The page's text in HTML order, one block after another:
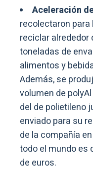
Aceleración
recolectaron para
reciclar alrededor
toneladas de
alimentos y
Además, se
volumen de
del de polietileno
enviado para su
de la compañía
todo el mundo es
de euros.